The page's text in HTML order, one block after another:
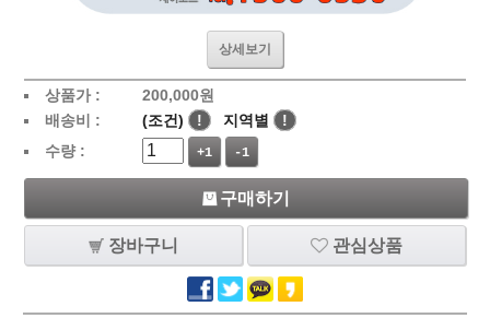
상세보기
상품가 : 200,000원
배송비 :
(조건) ! 지역별
!
수량 :
+1 -1
구매하기
장바구니 관심상품